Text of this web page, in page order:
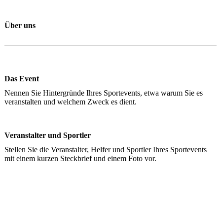
Über uns
Das Event
Nennen Sie Hintergründe Ihres Sportevents, etwa warum Sie es
veranstalten und welchem Zweck es dient.
Veranstalter und Sportler
Stellen Sie die Veranstalter, Helfer und Sportler Ihres Sportevents
mit einem kurzen Steckbrief und einem Foto vor.